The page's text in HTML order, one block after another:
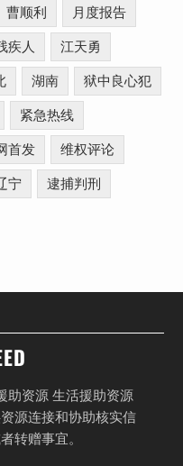
曹顺利 月度报告
疾人 江天勇
湖南 狱中良心犯
紧急热线
首发 维权评论
宁 逮捕判刑
助资源 生活援助资源
源连接和协助核实信
转赠事宜。